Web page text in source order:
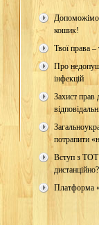
Допоможімо
кошик!
Твої права –
Про
інфекцій
Захист прав
потрапити
Вступ з
дистанційно?
Платформа